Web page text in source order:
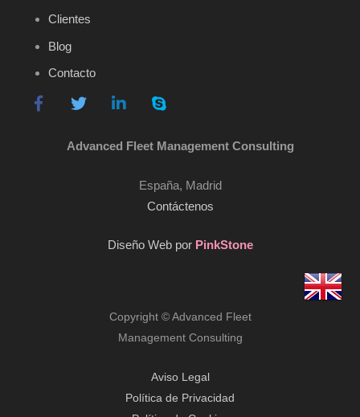
Clientes
Blog
Contacto
Advanced Fleet Management Consulting
España, Madrid
Contáctenos
Diseño Web por PinkStone
Copyright © Advanced Fleet
Management Consulting
Aviso Legal
Política de Privacidad